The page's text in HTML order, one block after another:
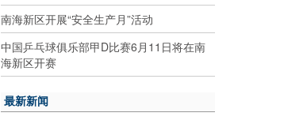
南海新区开展“安全生产月”活动
中国乒乓球俱乐部甲D比赛6月11日将在南
海新区开赛
最新新闻